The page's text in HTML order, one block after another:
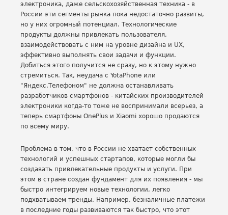
электроника, даже сельскохозяйственная техника - в
России эти сегменты рынка пока недостаточно развиты,
но у них огромный потенциал. Технологические
продукты должны привлекать пользователя,
взаимодействовать с ним на уровне дизайна и UX,
эффективно выполнять свои задачи и функции.
Добиться этого получится не сразу, но к этому нужно
стремиться. Так, неудача с YotaPhone или
"Яндекс.Телефоном" не должна останавливать
разработчиков смартфонов - китайских производителей
электроники когда-то тоже не воспринимали всерьез, а
теперь смартфоны OnePlus и Xiaomi хорошо продаются
по всему миру.
Проблема в том, что в России не хватает собственных
технологий и успешных стартапов, которые могли бы
создавать привлекательные продукты и услуги. При
этом в стране создан фундамент для их появления - мы
быстро интегрируем новые технологии, легко
подхватываем тренды. Например, безналичные платежи
в последние годы развиваются так быстро, что этот